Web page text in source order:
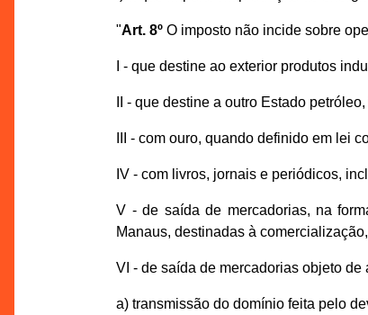
"Art. 8º O imposto não incide sobre
I - que destine ao exterior produtos
II - que destine a outro Estado
III - com ouro, quando definido em lei
IV - com livros, jornais e periódicos,
V - de saída de mercadorias, na
Manaus, destinadas à
VI - de saída de mercadorias objeto
a) transmissão do domínio feita pelo